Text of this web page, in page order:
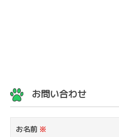
お問い合わせ
お名前 ※